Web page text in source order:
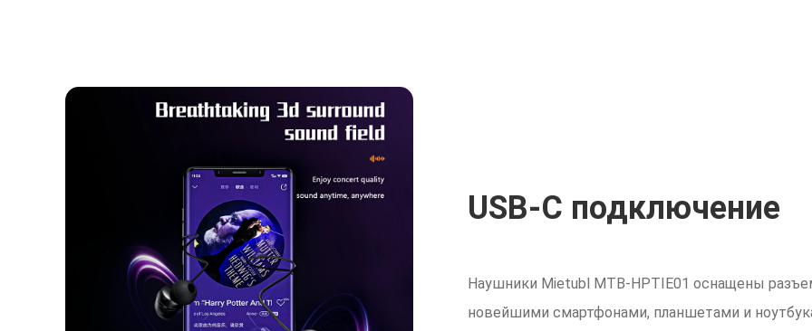
USB-C подключение
Наушники Mietubl MTB-HPTIE01 оснащены
новейшими смартфонами, планшетами и